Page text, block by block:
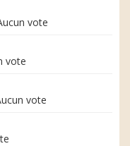
vote
vote
vote